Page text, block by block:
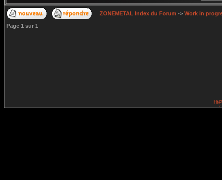
ZONEMETAL Index du Forum -> Work in
Page 1 sur 1